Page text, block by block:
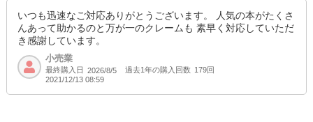
いつも迅速なご対応ありがとうございます。 人気の本がたくさ
んあって助かるのと万が一のクレームも 素早く対応していただ
き感謝しています。
小売業
最終購入日 2026/8/5 過去1年の購入回数 179回
2021/12/13 08:59